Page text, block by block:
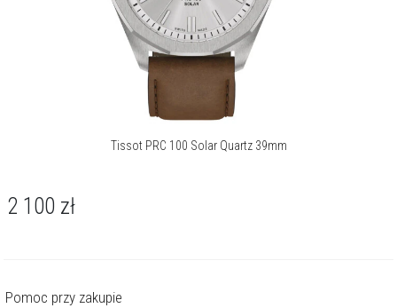
Tissot PRC 100 Solar Quartz 39mm
2 100 zł
Pomoc przy zakupie